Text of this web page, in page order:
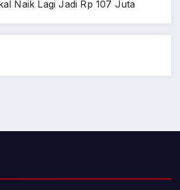
Naik Lagi Jadi Rp 107 Juta